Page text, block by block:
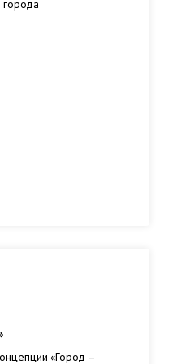
города
«Город –